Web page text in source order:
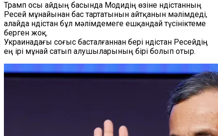
Трамп осы айдың басында Модидің өзіне Үндістанның
Ресей мұнайынан бас тартатынын айтқанын мәлімдеді,
алайда Үндістан бұл мәлімдемеге ешқандай түсініктеме
берген жоқ.
Украинадағы соғыс басталғаннан бері Үндістан Ресейдің
ең ірі мұнай сатып алушыларының бірі болып отыр.